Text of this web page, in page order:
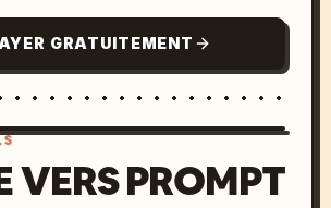
GRATUITEMENT
VERS PROMPT